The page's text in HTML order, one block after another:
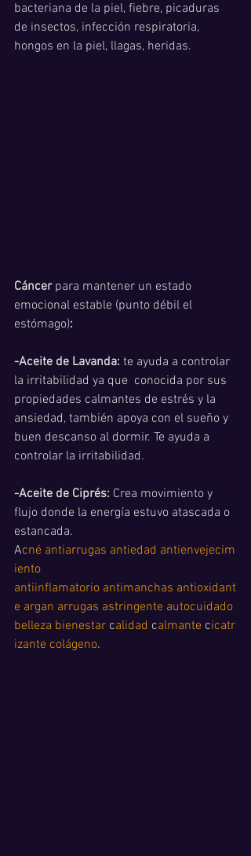
bacteriana de la piel, fiebre, picaduras
de insectos, infección respiratoria,
hongos en la piel, llagas, heridas.
Cáncer para mantener un estado
emocional estable (punto débil el
estómago):
-Aceite de Lavanda: te ayuda a controlar
la irritabilidad ya que  conocida por sus
propiedades calmantes de estrés y la
ansiedad, también apoya con el sueño y
buen descanso al dormir. Te ayuda a
controlar la irritabilidad.
-Aceite de Ciprés: Crea movimiento y
flujo donde la energía estuvo atascada o
estancada.
Acné antiarrugas antiedad antienvejecim
iento
antiinflamatorio antimanchas antioxidant
e argan arrugas astringente autocuidado
belleza bienestar calidad calmante cicatr
izante colágeno.